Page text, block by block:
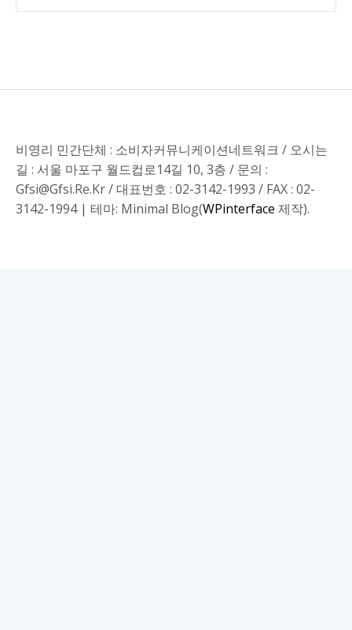
비영리 민간단체 : 소비자커뮤니케이션네트워크 / 오시는
길 : 서울 마포구 월드컵로14길 10, 3층 / 문의 :
Gfsi@gfsi.re.kr / 대표번호 : 02-3142-1993 / FAX : 02-
3142-1994 | 테마: Minimal Blog(WPinterface 제작).